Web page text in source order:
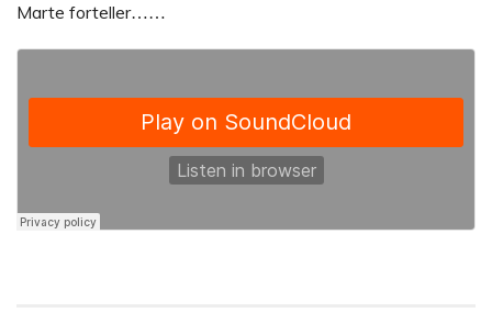
Marte forteller……